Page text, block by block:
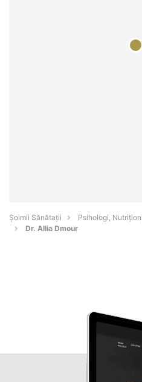
Şoimii Sănătații
Psihologi,
Dr. Allia Dmour